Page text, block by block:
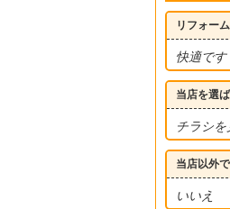
リフォー
快適です
当店を選
チラシ
当店以外
いいえ